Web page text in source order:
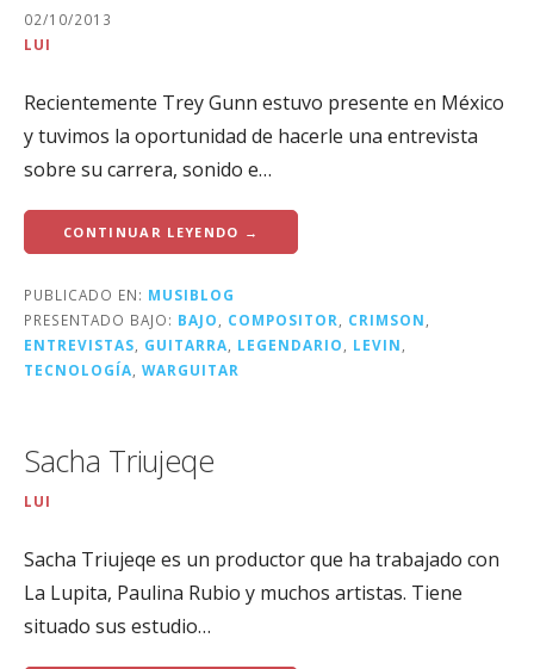
02/10/2013
LUI
Recientemente Trey Gunn estuvo presente en México
y tuvimos la oportunidad de hacerle una entrevista
sobre su carrera, sonido e…
CONTINUAR LEYENDO →
PUBLICADO EN: MUSIBLOG
PRESENTADO BAJO: BAJO, COMPOSITOR, CRIMSON,
ENTREVISTAS, GUITARRA, LEGENDARIO, LEVIN,
TECNOLOGÍA, WARGUITAR
Sacha Triujeqe
LUI
Sacha Triujeqe es un productor que ha trabajado con
La Lupita, Paulina Rubio y muchos artistas. Tiene
situado sus estudio…